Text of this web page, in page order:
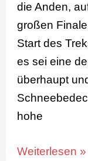
die Anden,
großen
Start des
es sei eine
überhaupt
hohe
Weiterlesen »